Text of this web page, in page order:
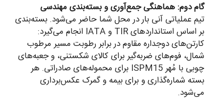
گام دوم: هماهنگی جمع‌آوری و بسته‌بندی مهندسی
تیم عملیاتی آنی بار در محل شما حاضر می‌شود. بسته‌بندی
بر اساس استانداردهای TIR و IATA انجام می‌گیرد:
کارتن‌های دوجداره مقاوم در برابر رطوبت مسیر مرطوب
شمال، فوم‌های ضربه‌گیر برای کالای شکستنی، و جعبه‌های
چوبی با مُهر ISPM15 برای محموله‌های صادراتی. هر
بسته شماره‌گذاری و برای بیمه و گمرک عکس‌برداری
می‌شود.